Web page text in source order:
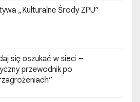
„Kulturalne Środy ZPU”
się oszukać w sieci –
przewodnik po